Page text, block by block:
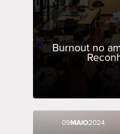
Burnout no
09MAIO2024
09MAIO2024